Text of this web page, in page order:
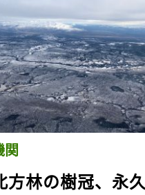
関
方林の樹冠、永久